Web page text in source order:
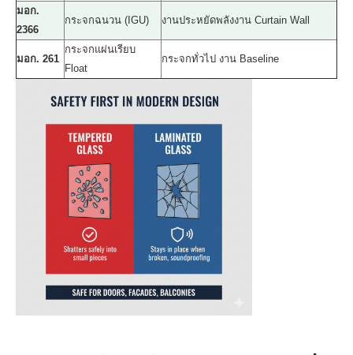
มอก.
2366
กระจกฉนวน (IGU) งานประหยัดพลังงาน Curtain Wall
มอก. 261
กระจกแผ่นเรียบ
Float
กระจกทั่วไป งาน Baseline